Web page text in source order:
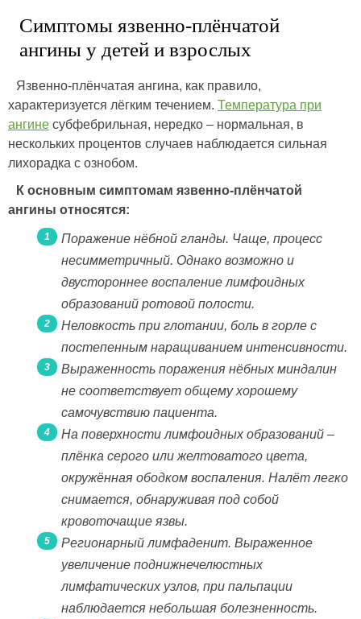
Симптомы язвенно-плёнчатой
ангины у детей и взрослых
Язвенно-плёнчатая ангина, как правило,
характеризуется лёгким течением. Температура при
ангине субфебрильная, нередко – нормальная, в
нескольких процентов случаев наблюдается сильная
лихорадка с ознобом.
К основным симптомам язвенно-плёнчатой
ангины относятся:
Поражение нёбной гланды. Чаще, процесс
несимметричный. Однако возможно и
двустороннее воспаление лимфоидных
образований ротовой полости.
Неловкость при глотании, боль в горле с
постепенным наращиванием интенсивности.
Выраженность поражения нёбных миндалин
не соответствует общему хорошему
самочувствию пациента.
На поверхности лимфоидных образований –
плёнка серого или желтоватого цвета,
окружённая ободком воспаления. Налёт легко
снимается, обнаруживая под собой
кровоточащие язвы.
Регионарный лимфаденит. Выраженное
увеличение поднижнечелюстных
лимфатических узлов, при пальпации
наблюдается небольшая болезненность.